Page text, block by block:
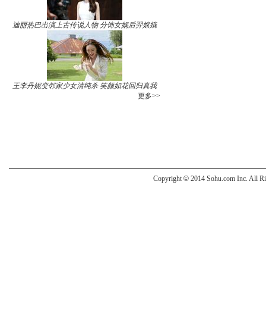
迪丽热巴出演上古传说人物 分饰女娲后羿嫦娥
王李丹妮变邻家少女清纯杀 笑颜如花回归真我
更多>>
Copyright © 2014 Sohu.com Inc. All